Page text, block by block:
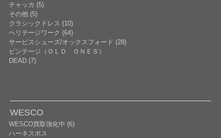
チャッカ (5)
その他 (5)
クラシックドレス (10)
ヘリテージワーク (64)
サービスシューズ/オックスフォード (28)
ビンテージ（ＯＬＤ ＯＮＥＳ）
DEAD (7)
WESCO
WESCO買取強化中 (6)
ハーネスボス